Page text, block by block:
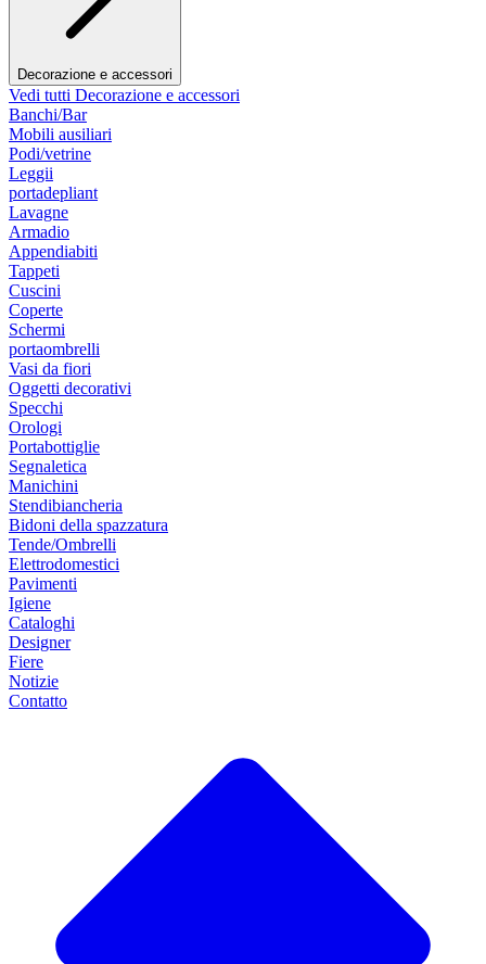
Decorazione e accessori
Vedi tutti Decorazione e accessori
Banchi/Bar
Mobili ausiliari
Podi/vetrine
Leggii
portadepliant
Lavagne
Armadio
Appendiabiti
Tappeti
Cuscini
Coperte
Schermi
portaombrelli
Vasi da fiori
Oggetti decorativi
Specchi
Orologi
Portabottiglie
Segnaletica
Manichini
Stendibiancheria
Bidoni della spazzatura
Tende/Ombrelli
Elettrodomestici
Pavimenti
Igiene
Cataloghi
Designer
Fiere
Notizie
Contatto